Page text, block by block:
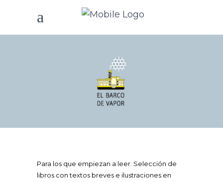
Para los que empiezan a leer. Selección de
libros con textos breves e ilustraciones en